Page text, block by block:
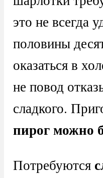
это не всегда
половины
оказаться в
не повод
сладкого.
пирог можно
Потребуются